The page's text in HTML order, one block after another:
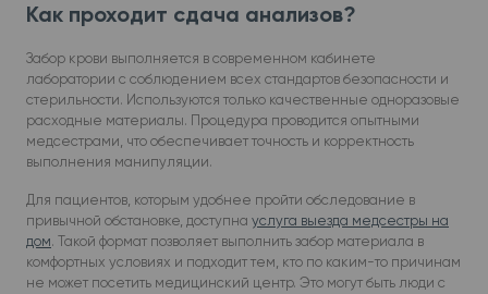
Как проходит сдача анализов?
Забор крови выполняется в современном кабинете
лаборатории с соблюдением всех стандартов безопасности и
стерильности. Используются только качественные одноразовые
расходные материалы. Процедура проводится опытными
медсестрами, что обеспечивает точность и корректность
выполнения манипуляции.
Для пациентов, которым удобнее пройти обследование в
привычной обстановке, доступна услуга выезда медсестры на
дом. Такой формат позволяет выполнить забор материала в
комфортных условиях и подходит тем, кто по каким-то причинам
не может посетить медицинский центр. Это могут быть люди с